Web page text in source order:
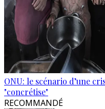
ONU: le scénario d’une
"concrétise"
RECOMMANDÉ